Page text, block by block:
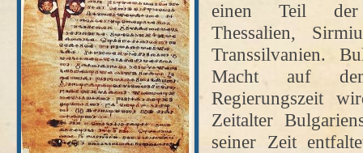
einen Teil der
Thessalien,
Transsilvanien.
Macht auf
Regierungszeit
Zeitalter
seiner Zeit